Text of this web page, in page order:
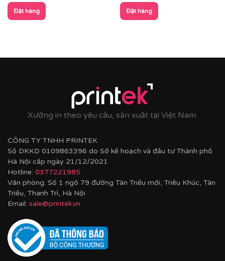
Đặt hàng Đặt hàng
Xưởng in theo yêu cầu, sản xuất tại Việt Nam.
CÔNG TY TNHH PRINTEK
Số DKKD 0109863396 do Sở kế hoạch và đầu tư Thành phố
Hà Nội cấp ngày 21/12/2021
Hotline: 0377221985
Văn phòng: Số 1 ngõ 79 đường Tân Triều mới, Triều Khúc, Tân
Triều, Thanh Trì, Hà Nội
Email: sale@printek.vn